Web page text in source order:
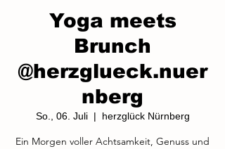
Yoga meets
Brunch
@herzglueck.nuer
nberg
So., 06. Juli
  |
herzglück Nürnberg
Ein Morgen voller Achtsamkeit, Genuss und